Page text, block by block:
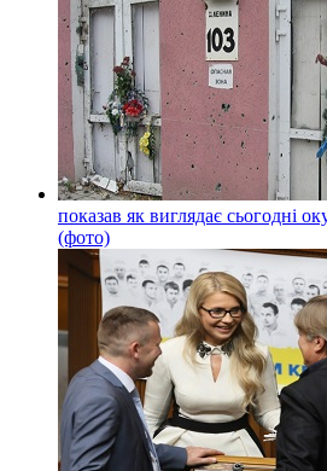
показав як виглядає сьогодні
(фото)